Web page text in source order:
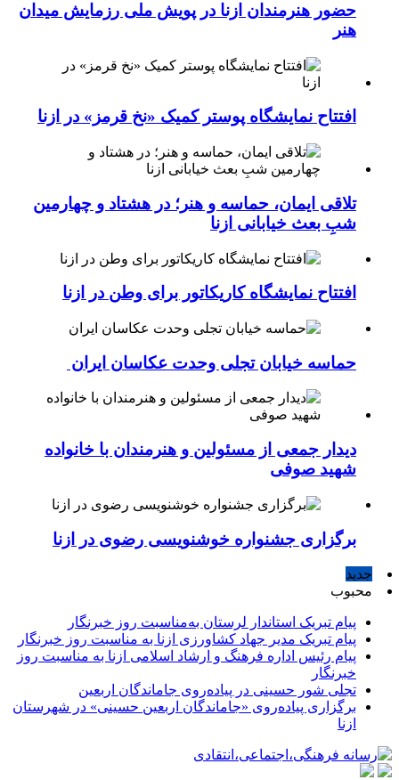
حضور هنرمندان ازنا در پویش ملی رزمایش میدان
هنر
افتتاح نمایشگاه پوستر کمیک «نخ قرمز» در ازنا
تلاقی ایمان، حماسه و هنر؛ در هشتاد و چهارمین
شبِ بعث خیابانی ازنا
افتتاح نمایشگاه کاریکاتور برای وطن در ازنا
حماسه خیابان تجلی وحدت عکاسان ایران
دیدار جمعی از مسئولین و هنرمندان با خانواده
شهید صوفی
برگزاری جشنواره خوشنویسی رضوی در ازنا
جدید
محبوب
پیام تبریک استاندار لرستان به‌مناسبت روز خبرنگار
پیام تبریک مدیر جهاد کشاورزی ازنا به مناسبت روز خبرنگار
پیام رئیس اداره فرهنگ و ارشاد اسلامی ازنا به مناسبت روز
خبرنگار
تجلی شور حسینی در پیاده‌روی جاماندگان اربعین
برگزاری پیاده‌روی «جاماندگان اربعین حسینی» در شهرستان
ازنا